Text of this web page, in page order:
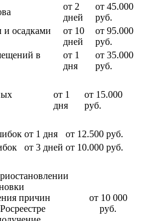
от 2
дней
от 45.000
руб.
и осадками
от 10
дней
от 95.000
руб.
в
от 1
дня
от 35.000
руб.
от 1
дня
от 15.000
руб.
от 1 дня
от 12.500 руб.
от 3 дней от 10.000 руб.
причин
от 10 000
руб.